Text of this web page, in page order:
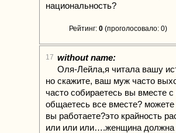
национальность?
Рейтинг: 0 (проголосовало: 0)
17 without name:
Оля-Лейла,я читала вашу
но скажите, ваш муж часто
часто собираетесь вы вместе
общаетесь все вместе?
вы работаете?это крайность
или или или….женщина должна